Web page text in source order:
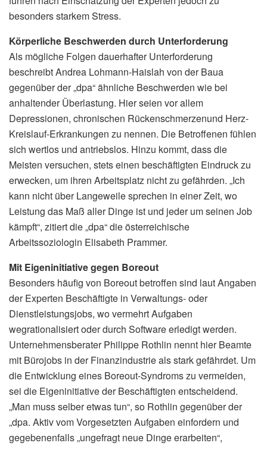
besonders starkem Stress.
Körperliche Beschwerden durch Unterforderung
Als mögliche Folgen dauerhafter Unterforderung
beschreibt Andrea Lohmann-Haislah von der Baua
gegenüber der „dpa“ ähnliche Beschwerden wie bei
anhaltender Überlastung. Hier seien vor allem
Depressionen, chronischen Rückenschmerzenund Herz-
Kreislauf-Erkrankungen zu nennen. Die Betroffenen fühlen
sich wertlos und antriebslos. Hinzu kommt, dass die
Meisten versuchen, stets einen beschäftigten Eindruck zu
erwecken, um ihren Arbeitsplatz nicht zu gefährden. „Ich
kann nicht über Langeweile sprechen in einer Zeit, wo
Leistung das Maß aller Dinge ist und jeder um seinen Job
kämpft“, zitiert die „dpa“ die österreichische
Arbeitssoziologin Elisabeth Prammer.
Mit Eigeninitiative gegen Boreout
Besonders häufig von Boreout betroffen sind laut Angaben
der Experten Beschäftigte in Verwaltungs- oder
Dienstleistungsjobs, wo vermehrt Aufgaben
wegrationalisiert oder durch Software erledigt werden.
Unternehmensberater Philippe Rothlin nennt hier Beamte
mit Bürojobs in der Finanzindustrie als stark gefährdet. Um
die Entwicklung eines Boreout-Syndroms zu vermeiden,
sei die Eigeninitiative der Beschäftigten entscheidend.
„Man muss selber etwas tun“, so Rothlin gegenüber der
„dpa. Aktiv vom Vorgesetzten Aufgaben einfordern und
gegebenenfalls „ungefragt neue Dinge erarbeiten“,